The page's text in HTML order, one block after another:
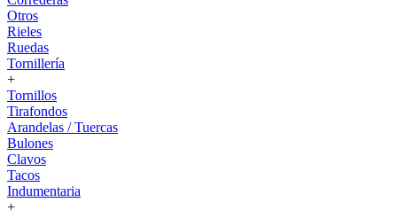
Otros
Rieles
Ruedas
Tornillería
+
Tornillos
Tirafondos
Arandelas / Tuercas
Bulones
Clavos
Tacos
Indumentaria
+